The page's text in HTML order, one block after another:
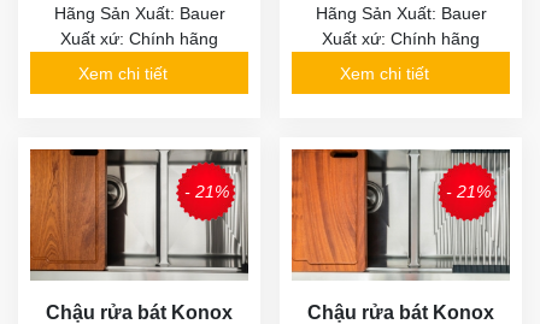
Hãng Sản Xuất: Bauer
Xuất xứ: Chính hãng
Xem chi tiết
Hãng Sản Xuất: Bauer
Xuất xứ: Chính hãng
Xem chi tiết
- 21%
Chậu rửa bát Konox
- 21%
Chậu rửa bát Konox